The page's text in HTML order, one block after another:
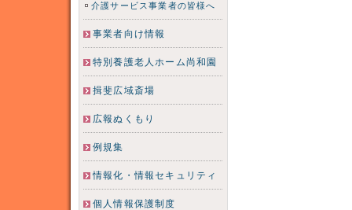
介護サービス事業者の皆様へ
事業者向け情報
特別養護老人ホーム尚和園
揖斐広域斎場
広報ぬくもり
例規集
情報化・情報セキュリティ
個人情報保護制度